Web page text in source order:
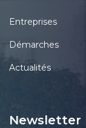
Entreprises
Démarches
Actualités
Newsletter